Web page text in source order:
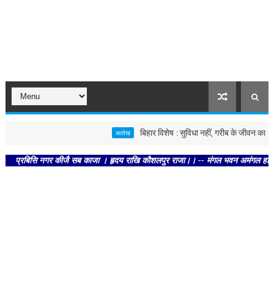
बिहार विशेष : सुविधा नहीं, गरीब के जीवन का आधार
नगर कीजै सब काजा । हृदय राखि कौशलपुर राजा।। -- मंगल भवन अमंगल हारी।